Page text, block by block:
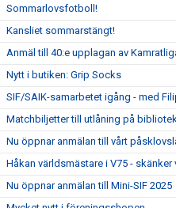
Sommarlovsfotboll!
Kansliet sommarstängt!
Anmäl till 40:e upplagan av
Nytt i butiken: Grip Socks
SIF/SAIK-samarbetet igång - med
Matchbiljetter till utlåning på
Nu öppnar anmälan till vårt
Håkan världsmästare i V75 - skänker
Nu öppnar anmälan till Mini-SIF 2025